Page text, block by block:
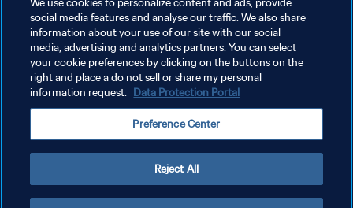
プライバシーポリシー
クッキー設定の管理
Copyright © 1994 - 2026 FIFA. All rights reserved.
We use cookies to personalize content and ads, provide
social media features and analyse our traffic. We also share
information about your use of our site with our social
media, advertising and analytics partners. You can select
your cookie preferences by clicking on the buttons on the
right and place a do not sell or share my personal
information request. Data Protection Portal
Preference Center
Reject All